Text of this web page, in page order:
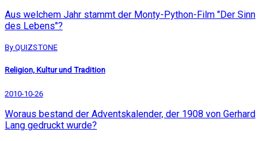
Aus welchem Jahr stammt der Monty-Python-Film "Der Sinn
des Lebens"?
By QUIZSTONE
Religion, Kultur und Tradition
2010-10-26
Woraus bestand der Adventskalender, der 1908 von Gerhard
Lang gedruckt wurde?